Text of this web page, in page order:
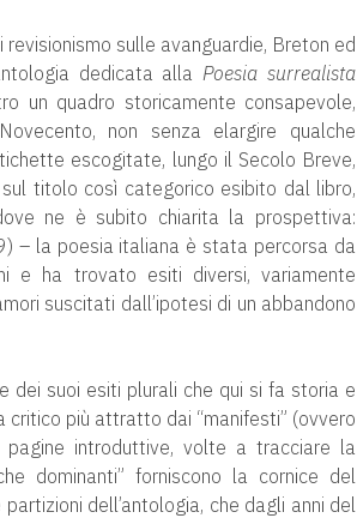
revisionismo sulle avanguardie, Breton ed
dedicata allaPoesia surrealista
un quadro storicamente consapevole,
non senza elargire qualche
escogitate, lungo il Secolo Breve,
titolo così categorico esibito dal libro,
ne è subito chiarita la prospettiva:
– la poesia italiana è stata percorsa da
e ha trovato esiti diversi, variamente
suscitati dall’ipotesi di un abbandono
dei suoi esiti plurali che qui si fa storia e
critico più attratto dai “manifesti” (ovvero
introduttive, volte a tracciare la
dominanti” forniscono la cornice del
dell’antologia, che dagli anni del